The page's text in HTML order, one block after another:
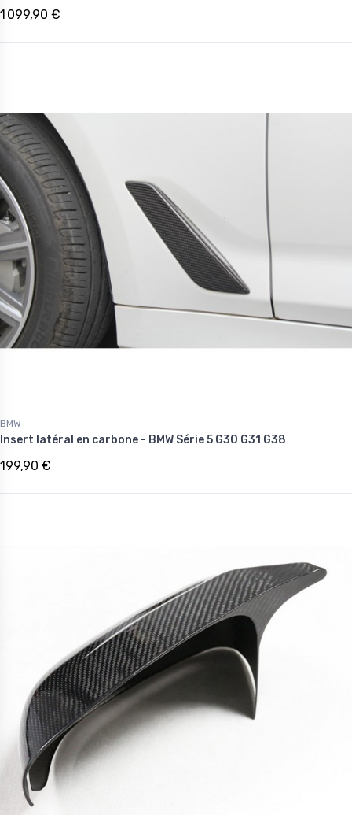
1 099,90 €
BMW
Insert latéral en carbone - BMW Série 5 G30 G31 G38
199,90 €